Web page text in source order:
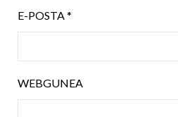
E-POSTA*
WEBGUNEA